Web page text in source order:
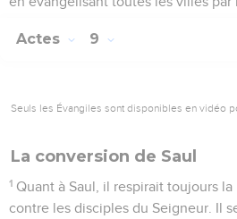
Actes 9
Seuls les Évangiles sont disponibles en vidéo
La conversion de Saul
1 Quant à Saul, il respirait toujours
contre les disciples du Seigneur. Il